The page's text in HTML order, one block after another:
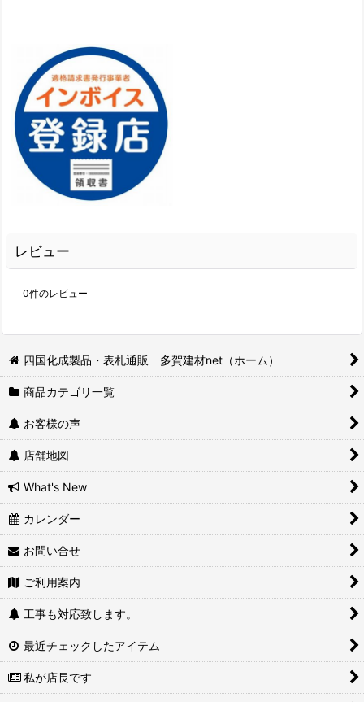
レビュー
0件のレビュー
四国化成製品・表札通販 多賀建材net（ホーム）
商品カテゴリ一覧
お客様の声
店舗地図
What's New
カレンダー
お問い合せ
ご利用案内
工事も対応致します。
最近チェックしたアイテム
私が店長です